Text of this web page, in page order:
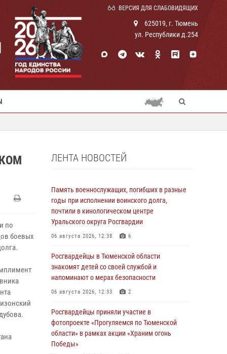
ВЕРСИЯ ДЛЯ СЛАБОВИДЯЩИХ
625019, г. Тюмень
ул. Республики д.254
по
боевых
ЛЕНТА НОВОСТЕЙ
Память военнослужащих, погибших в разные
годы при исполнении воинского долга,
почтили в кинологическом центре
Уральского округа Росгвардии
06 августа 2026, 12:38 6
Росгвардейцы в Тюменской области
знакомят детей со своей службой и
напоминают о мерах безопасности
06 августа 2026, 12:33 2
Росгвардейцы приняли участие в
фотопроекте «Прогуляемся по Тюменской
области» в рамках акции «Храним огонь
Победы»